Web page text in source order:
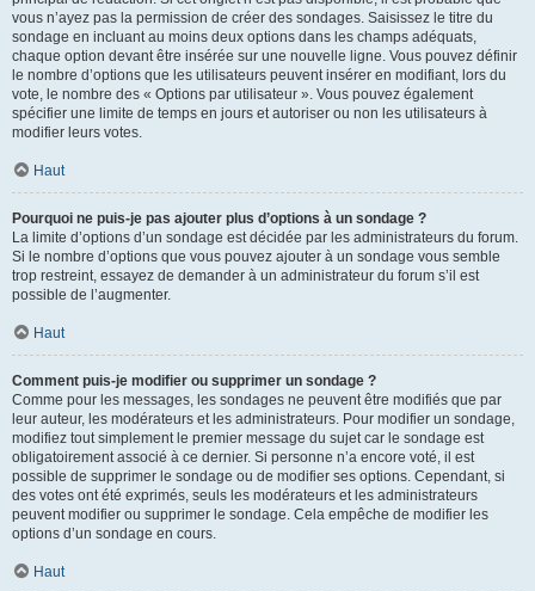
vous n’ayez pas la permission de créer des sondages. Saisissez le titre du
sondage en incluant au moins deux options dans les champs adéquats,
chaque option devant être insérée sur une nouvelle ligne. Vous pouvez définir
le nombre d’options que les utilisateurs peuvent insérer en modifiant, lors du
vote, le nombre des « Options par utilisateur ». Vous pouvez également
spécifier une limite de temps en jours et autoriser ou non les utilisateurs à
modifier leurs votes.
Haut
Pourquoi ne puis-je pas ajouter plus d’options à un sondage ?
La limite d’options d’un sondage est décidée par les administrateurs du forum.
Si le nombre d’options que vous pouvez ajouter à un sondage vous semble
trop restreint, essayez de demander à un administrateur du forum s’il est
possible de l’augmenter.
Haut
Comment puis-je modifier ou supprimer un sondage ?
Comme pour les messages, les sondages ne peuvent être modifiés que par
leur auteur, les modérateurs et les administrateurs. Pour modifier un sondage,
modifiez tout simplement le premier message du sujet car le sondage est
obligatoirement associé à ce dernier. Si personne n’a encore voté, il est
possible de supprimer le sondage ou de modifier ses options. Cependant, si
des votes ont été exprimés, seuls les modérateurs et les administrateurs
peuvent modifier ou supprimer le sondage. Cela empêche de modifier les
options d’un sondage en cours.
Haut